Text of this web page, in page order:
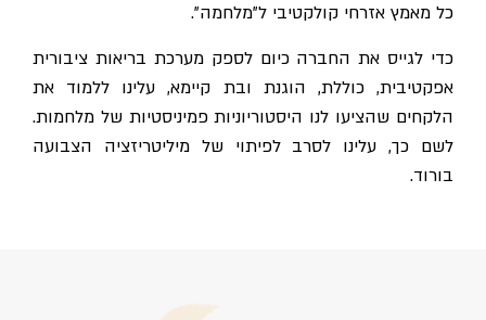
כל מאמץ אזרחי קולקטיבי ל"מלחמה".
כדי לגייס את החברה כיום לספק מערכת בריאות ציבורית
אפקטיבית, כוללת, הוגנת ובת קיימא, עלינו ללמוד את
הלקחים שהציעו לנו היסטוריוניות פמיניסטיות של מלחמות.
לשם כך, עלינו לסרב לפיתוי של מיליטריזציה הצבועה
בורוד.